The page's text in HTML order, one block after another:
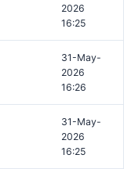
2026
16:25
31-May-
2026
16:26
31-May-
2026
16:25